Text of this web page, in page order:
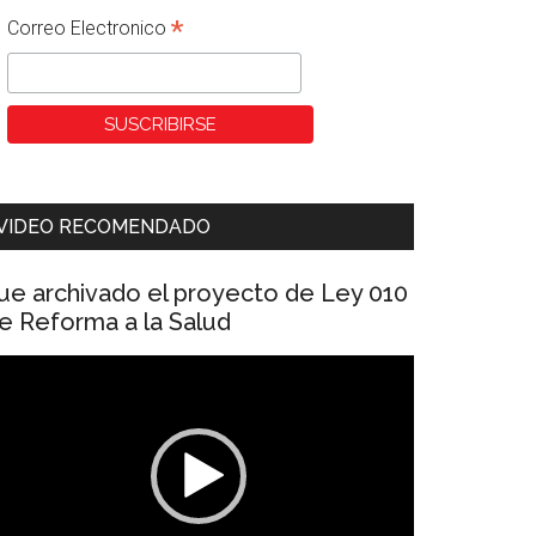
Correo Electronico *
RECOMENDADO
archivado el proyecto de Ley 010
Reforma a la Salud